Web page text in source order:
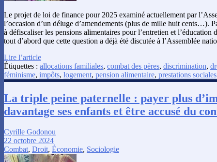
Le projet de loi de finance pour 2025 examiné actuellement par
l’occasion d’un déluge d’amendements (plus de mille huit cents…).
à défiscaliser les pensions alimentaires pour l’entretien et l’éducation
tout d’abord que cette question a déjà été discutée à l’Assemblée
Lire l’article
Étiquettes : allocations familiales, combat des pères, discrimination,
féminisme, impôts, logement, pension alimentaire, prestations sociales
La triple peine paternelle : payer plus
davantage ses enfants et être accusé du
Cyrille Godonou
22 octobre 2024
Combat, Droit, Économie, Sociologie